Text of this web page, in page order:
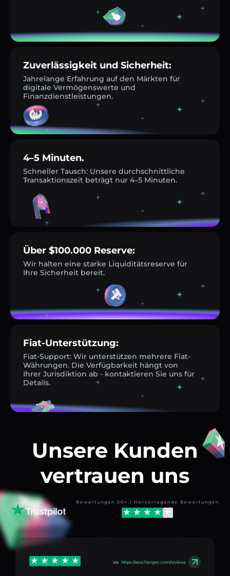
Zuverlässigkeit und Sicherheit:
Jahrelange Erfahrung auf den Märkten für
digitale Vermögenswerte und
Finanzdienstleistungen.
4–5 Minuten.
Schneller Tausch: Unsere durchschnittliche
Transaktionszeit beträgt nur 4–5 Minuten.
Über $100.000 Reserve:
Wir halten eine starke Liquiditätsreserve für
Ihre Sicherheit bereit.
Fiat-Unterstützung:
Fiat-Support: Wir unterstützen mehrere Fiat-
Währungen. Die Verfügbarkeit hängt von
Ihrer Jurisdiktion ab - kontaktieren Sie uns für
Details.
Unsere Kunden
vertrauen uns
Bewertungen 50+ | Hervorragende Bewertungen
via https://aexchanger.com/reviews